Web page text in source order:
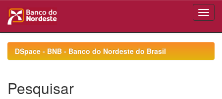
navigationDSpace - BNB - Banco do Nordeste do Brasil
Pesquisar